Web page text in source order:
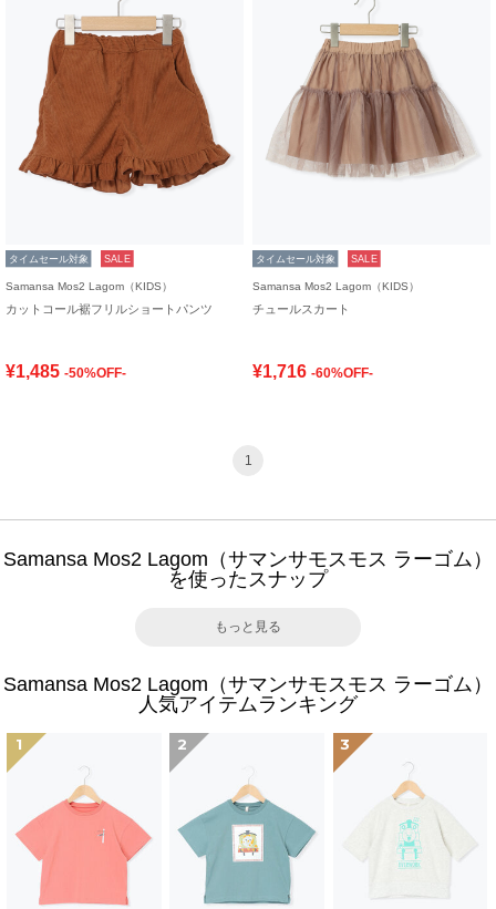
タイムセール対象 SALE
Samansa Mos2 Lagom（KIDS）
カットコール裾フリルショートパンツ
¥1,485 -50%OFF-
タイムセール対象 SALE
Samansa Mos2 Lagom（KIDS）
チュールスカート
¥1,716 -60%OFF-
1
Samansa Mos2 Lagom（サマンサモスモス ラーゴム）
を使ったスナップ
もっと見る
Samansa Mos2 Lagom（サマンサモスモス ラーゴム）
人気アイテムランキング
1 2 3